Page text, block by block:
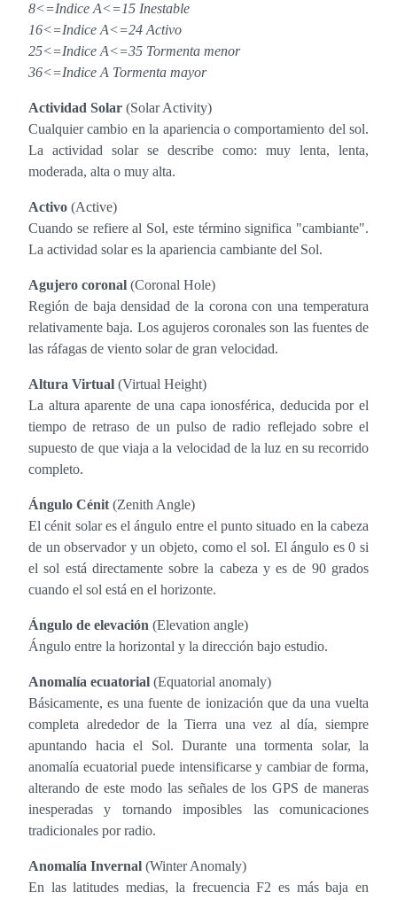
8<=Indice A<=15 Inestable
16<=Indice A<=24 Activo
25<=Indice A<=35 Tormenta menor
36<=Indice A Tormenta mayor
Actividad Solar (Solar Activity)
Cualquier cambio en la apariencia o comportamiento del sol.
La actividad solar se describe como: muy lenta, lenta,
moderada, alta o muy alta.
Activo (Active)
Cuando se refiere al Sol, este término significa "cambiante".
La actividad solar es la apariencia cambiante del Sol.
Agujero coronal (Coronal Hole)
Región de baja densidad de la corona con una temperatura
relativamente baja. Los agujeros coronales son las fuentes de
las ráfagas de viento solar de gran velocidad.
Altura Virtual (Virtual Height)
La altura aparente de una capa ionosférica, deducida por el
tiempo de retraso de un pulso de radio reflejado sobre el
supuesto de que viaja a la velocidad de la luz en su recorrido
completo.
Ángulo Cénit(Zenith Angle)
El cénit solar es el ángulo entre el punto situado en la cabeza
de un observador y un objeto, como el sol. El ángulo es 0 si
el sol está directamente sobre la cabeza y es de 90 grados
cuando el sol está en el horizonte.
Ángulo de elevación (Elevation angle)
Ángulo entre la horizontal y la dirección bajo estudio.
Anomalía ecuatorial (Equatorial anomaly)
Básicamente, es una fuente de ionización que da una vuelta
completa alrededor de la Tierra una vez al día, siempre
apuntando hacia el Sol. Durante una tormenta solar, la
anomalía ecuatorial puede intensificarse y cambiar de forma,
alterando de este modo las señales de los GPS de maneras
inesperadas y tornando imposibles las comunicaciones
tradicionales por radio.
Anomalía Invernal (Winter Anomaly)
En las latitudes medias, la frecuencia F2 es más baja en